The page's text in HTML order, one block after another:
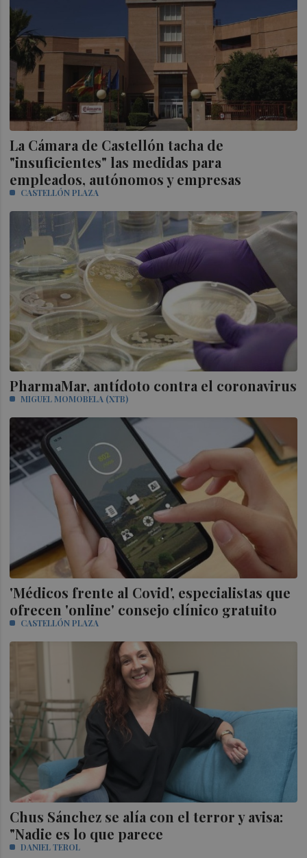
La Cámara de Castellón tacha de
"insuficientes" las medidas para
empleados, autónomos y empresas
CASTELLÓN PLAZA
PharmaMar, antídoto contra el coronavirus
MIGUEL MOMOBELA (XTB)
'Médicos frente al Covid', especialistas que
ofrecen 'online' consejo clínico gratuito
CASTELLÓN PLAZA
Chus Sánchez se alía con el terror y avisa:
"Nadie es lo que parece
DANIEL TEROL